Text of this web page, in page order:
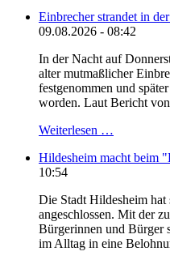
Einbrecher strandet in
09.08.2026 - 08:42
In der Nacht auf
alter mutmaßlicher
festgenommen und
worden. Laut Bericht
Weiterlesen …
Hildesheim macht beim
10:54
Die Stadt Hildesheim
angeschlossen. Mit der
Bürgerinnen und Bürger
im Alltag in eine